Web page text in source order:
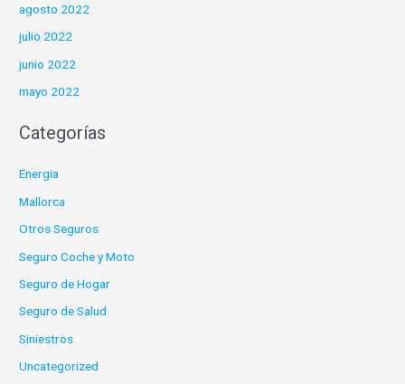
agosto 2022
julio 2022
junio 2022
mayo 2022
Categorías
Energia
Mallorca
Otros Seguros
Seguro Coche y Moto
Seguro de Hogar
Seguro de Salud
Siniestros
Uncategorized